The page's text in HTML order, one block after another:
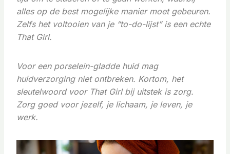
alles op de best mogelijke manier moet gebeuren.
Zelfs het voltooien van je “to-do-lijst” is een echte
That Girl.
Voor een porselein-gladde huid mag
huidverzorging niet ontbreken. Kortom, het
sleutelwoord voor That Girl bij uitstek is zorg.
Zorg goed voor jezelf, je lichaam, je leven, je
werk.